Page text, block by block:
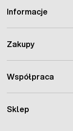
Sklep
Informacje
Zakupy
Współpraca